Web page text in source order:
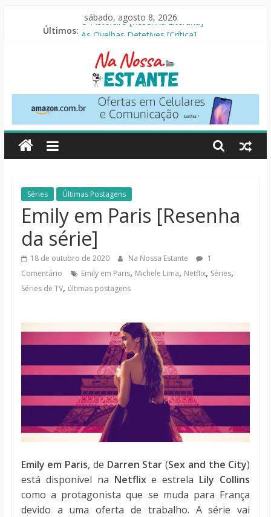
sábado, agosto 8, 2026
Últimos: O Pistoleiro [Resenha Literária]
Mestres do Universo [Crtítica]
Slow Horses – 3ª Temporada [Crítica]
Seus Amigos e Vizinhos [Crítica]
Na
Nossa
Estante
Críticas
livros,
filmes,
séries
Séries Últimas Postagens
Emily em Paris [Resenha
da série]
18 de outubro de 2020 Na Nossa Estante
1
Comentário
Emily em Paris, Michele Lima, Netflix, Séries,
Séries de TV, últimas postagens
Emily em Paris, de Darren Star (Sex and the City)
está disponível na Netflixe estrela Lily Collins
como a protagonista que se muda para França
devido a uma oferta de trabalho. A série vai